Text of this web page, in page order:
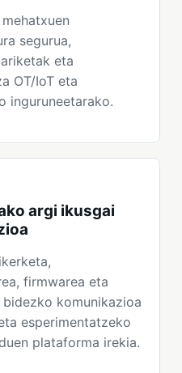
segurua,
eta
OT/IoT eta
inguruneetarako.
argi ikusgai
firmwarea eta
komunikazioa
esperimentatzeko
plataforma irekia.